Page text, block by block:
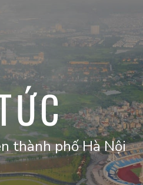
thành phố Hà Nội